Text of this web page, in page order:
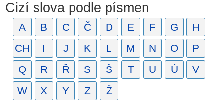
Cizí slova podle písmen
A B C Č D E F G
H
CH
I J K L M N O
P
Q
R Ř S Š T U Ú
V
W
X Y Z Ž